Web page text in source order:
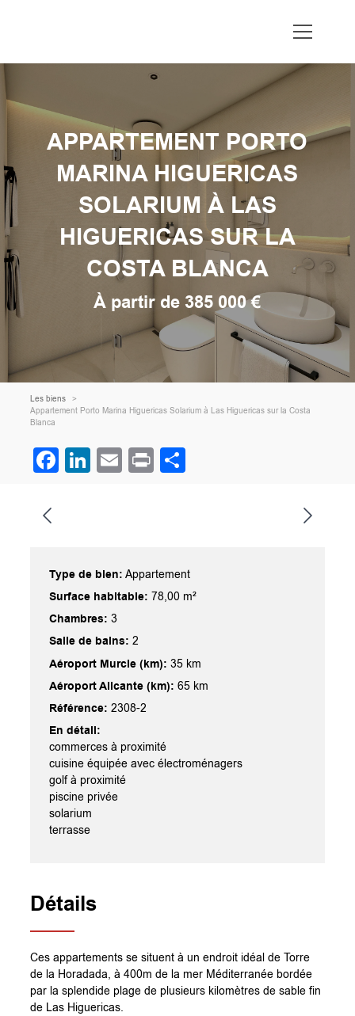
APPARTEMENT PORTO
MARINA HIGUERICAS
SOLARIUM À LAS
HIGUERICAS SUR LA
COSTA BLANCA
À partir de 385 000 €
Les biens
Appartement Porto Marina Higuericas Solarium à Las Higuericas sur la Costa
Blanca
Facebook
LinkedIn
Email
Print
Type de bien: Appartement
Surface habitable: 78,00 m²
Chambres: 3
Salle de bains: 2
Aéroport Murcie (km): 35 km
Aéroport Alicante (km): 65 km
Référence: 2308-2
En détail:
commerces à proximité
cuisine équipée avec électroménagers
golf à proximité
piscine privée
solarium
terrasse
Détails
Ces appartements se situent à un endroit idéal de Torre
de la Horadada, à 400m de la mer Méditerranée bordée
par la splendide plage de plusieurs kilomètres de sable fin
de Las Higuericas.